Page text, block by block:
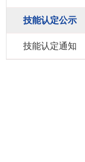
技能认定公示
技能认定通知